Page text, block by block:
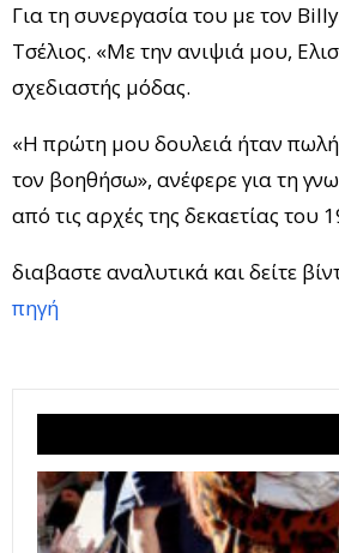
Για τη συνεργασία του με τον
Τσέλιος. «Με την ανιψιά μου,
σχεδιαστής μόδας.
«Η πρώτη μου δουλειά ήταν
τον βοηθήσω», ανέφερε για τη
από τις αρχές της δεκαετίας του
διαβαστε αναλυτικά και δείτε
πηγή